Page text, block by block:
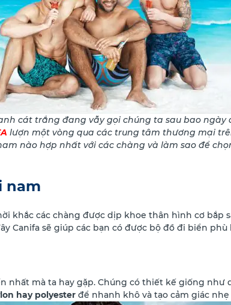
cát trắng đang vẫy gọi chúng ta sau bao ngày
lượn một vòng qua các trung tâm thương mại
nào hợp nhất với các chàng và làm sao để
nam
khắc các chàng được dịp khoe thân hình cơ bắp
Canifa sẽ giúp các bạn có được bộ đồ đi biển
nhất mà ta hay gặp. Chúng có thiết kế giống như
hay polyester để nhanh khô và tạo cảm giác